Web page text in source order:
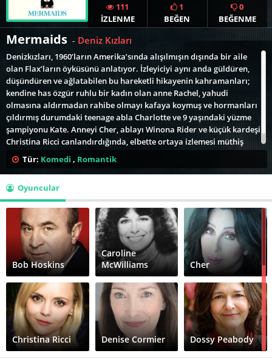
111
İZLENME
1
BEĞEN
0
BEĞENME
Mermaids - Deniz Kızları
Denizkızları, 1960’ların Amerika’sında alışılmışın dışında bir aile
olan Flax’ların öyküsünü anlatıyor. İzleyiciyi aynı anda güldüren,
düşündüren ve ağlatabilen bu hareketli hikayenin kahramanları;
kendine has özgür ruhlu bir kadın olan anne Rachel, yahudi
olmasına aldırmadan rahibe olmayı kafaya koymuş ve hormanları
çıldırmış durumdaki teenage abla Charlotte ve 9 yaşındaki yüzme
şampiyonu Kate. Anneyi Cher, ablayı Winona Rider ve küçük kardeşi
Christina Ricci canlandırdığında, elbette ortaya izlemesi müthiş
keyifli ve unutulmaz bir film çıkıyor.
Tür: Komedi , Romantik
Oyuncular
Bob Hoskins
Caroline
McWilliams
Cher
Christina Ricci Denise Cormier Dossy Peabody